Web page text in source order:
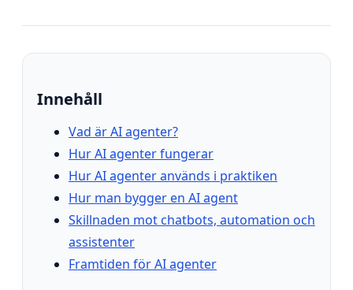
Innehåll
Vad är AI agenter?
Hur AI agenter fungerar
Hur AI agenter används i praktiken
Hur man bygger en AI agent
Skillnaden mot chatbots, automation och
assistenter
Framtiden för AI agenter